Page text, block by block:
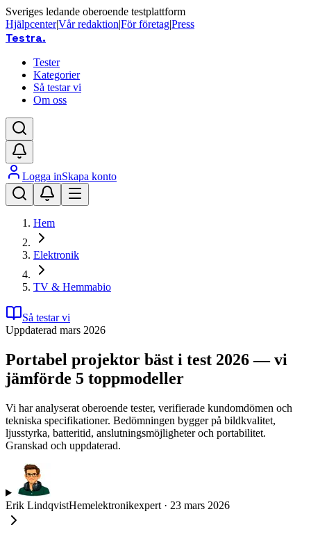
Sveriges ledande oberoende testplattform
Hjälpcenter|Vår redaktion|För företag|Press
Testra.
Tester
Kategorier
Så testar vi
Om oss
Logga inSkapa konto
Hem
Elektronik
TV & Hemmabio
Så testar vi
Uppdaterad mars 2026
Portabel projektor bäst i test 2026 — vi
jämförde 5 toppmodeller
Vi har analyserat oberoende tester, verifierade kundomdömen och
tekniska specifikationer. Bedömningen bygger på bildkvalitet,
ljusstyrka, batteritid, anslutningsmöjligheter och portabilitet.
Granskad och uppdaterad.
Erik LindqvistHemelektronikexpert · 23 mars 2026